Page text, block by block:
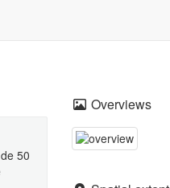
50
Overviews